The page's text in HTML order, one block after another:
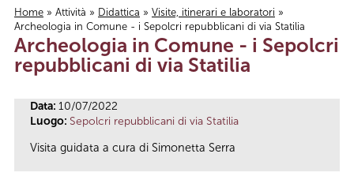
Tu sei qui
Home » Attività » Didattica » Visite, itinerari e laboratori »
Archeologia in Comune - i Sepolcri repubblicani di via Statilia
Archeologia in Comune - i Sepolcri
repubblicani di via Statilia
Data: 10/07/2022
Luogo: Sepolcri repubblicani di via Statilia
Visita guidata a cura di Simonetta Serra